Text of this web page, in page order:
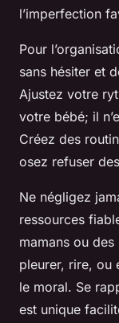
l’imperfection
Pour
sans hésiter et
Ajustez votre
votre bébé; il
Créez des
osez refuser
Ne négligez
ressources
mamans ou
pleurer, rire, ou
le moral. Se
est unique